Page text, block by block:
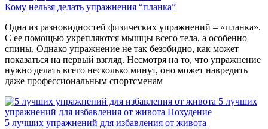
Кому нельзя делать упражнения “планка”
Одна из разновидностей физических упражнений – «планка».
С ее помощью укрепляются мышцы всего тела, а особенно
спины. Однако упражнение не так безобидно, как может
показаться на первый взгляд. Несмотря на то, что упражнение
нужно делать всего несколько минут, оно может навредить
даже профессиональным спортсменам
5 лучших
упражнений для избавления от живота Похудение
5 лучших упражнений для избавления от живота